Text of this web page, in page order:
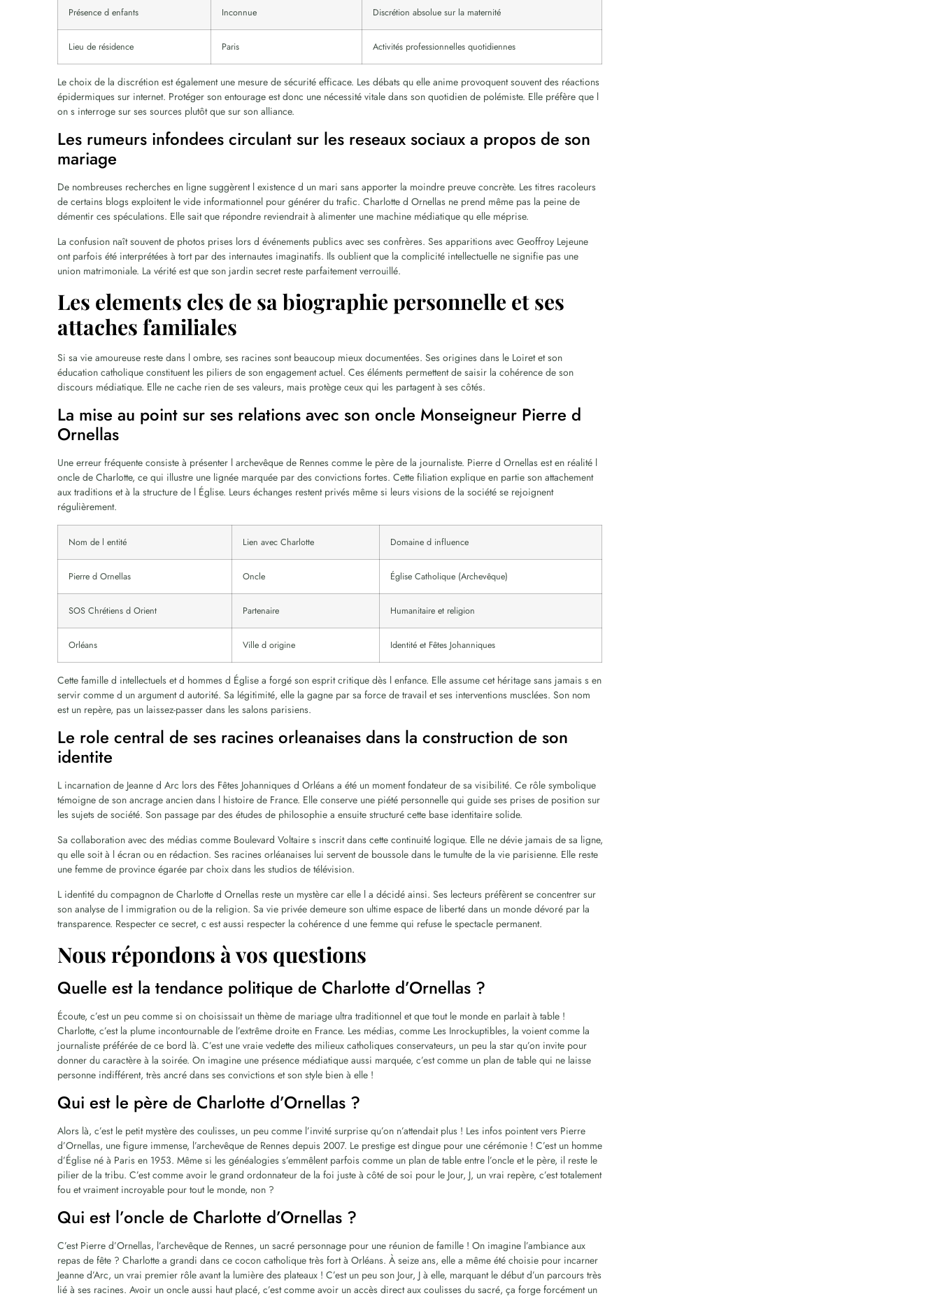
Présence d enfants Inconnue Discrétion absolue sur la maternité
Lieu de résidence Paris Activités professionnelles quotidiennes
Le choix de la discrétion est également une mesure de sécurité efficace. Les débats qu elle anime provoquent souvent des réactions
épidermiques sur internet. Protéger son entourage est donc une nécessité vitale dans son quotidien de polémiste. Elle préfère que l
on s interroge sur ses sources plutôt que sur son alliance.
Les rumeurs infondees circulant sur les reseaux sociaux a propos de son
mariage
De nombreuses recherches en ligne suggèrent l existence d un mari sans apporter la moindre preuve concrète. Les titres racoleurs
de certains blogs exploitent le vide informationnel pour générer du trafic. Charlotte d Ornellas ne prend même pas la peine de
démentir ces spéculations. Elle sait que répondre reviendrait à alimenter une machine médiatique qu elle méprise.
La confusion naît souvent de photos prises lors d événements publics avec ses confrères. Ses apparitions avec Geoffroy Lejeune
ont parfois été interprétées à tort par des internautes imaginatifs. Ils oublient que la complicité intellectuelle ne signifie pas une
union matrimoniale. La vérité est que son jardin secret reste parfaitement verrouillé.
Les elements cles de sa biographie personnelle et ses
attaches familiales
Si sa vie amoureuse reste dans l ombre, ses racines sont beaucoup mieux documentées. Ses origines dans le Loiret et son
éducation catholique constituent les piliers de son engagement actuel. Ces éléments permettent de saisir la cohérence de son
discours médiatique. Elle ne cache rien de ses valeurs, mais protège ceux qui les partagent à ses côtés.
La mise au point sur ses relations avec son oncle Monseigneur Pierre d
Ornellas
Une erreur fréquente consiste à présenter l archevêque de Rennes comme le père de la journaliste. Pierre d Ornellas est en réalité l
oncle de Charlotte, ce qui illustre une lignée marquée par des convictions fortes. Cette filiation explique en partie son attachement
aux traditions et à la structure de l Église. Leurs échanges restent privés même si leurs visions de la société se rejoignent
régulièrement.
Nom de l entité Lien avec Charlotte Domaine d influence
Pierre d Ornellas Oncle Église Catholique (Archevêque)
SOS Chrétiens d Orient Partenaire Humanitaire et religion
Orléans Ville d origine Identité et Fêtes Johanniques
Cette famille d intellectuels et d hommes d Église a forgé son esprit critique dès l enfance. Elle assume cet héritage sans jamais s en
servir comme d un argument d autorité. Sa légitimité, elle la gagne par sa force de travail et ses interventions musclées. Son nom
est un repère, pas un laissez-passer dans les salons parisiens.
Le role central de ses racines orleanaises dans la construction de son
identite
L incarnation de Jeanne d Arc lors des Fêtes Johanniques d Orléans a été un moment fondateur de sa visibilité. Ce rôle symbolique
témoigne de son ancrage ancien dans l histoire de France. Elle conserve une piété personnelle qui guide ses prises de position sur
les sujets de société. Son passage par des études de philosophie a ensuite structuré cette base identitaire solide.
Sa collaboration avec des médias comme Boulevard Voltaire s inscrit dans cette continuité logique. Elle ne dévie jamais de sa ligne,
qu elle soit à l écran ou en rédaction. Ses racines orléanaises lui servent de boussole dans le tumulte de la vie parisienne. Elle reste
une femme de province égarée par choix dans les studios de télévision.
L identité du compagnon de Charlotte d Ornellas reste un mystère car elle l a décidé ainsi. Ses lecteurs préfèrent se concentrer sur
son analyse de l immigration ou de la religion. Sa vie privée demeure son ultime espace de liberté dans un monde dévoré par la
transparence. Respecter ce secret, c est aussi respecter la cohérence d une femme qui refuse le spectacle permanent.
Nous répondons à vos questions
Quelle est la tendance politique de Charlotte d’Ornellas ?
Écoute, c’est un peu comme si on choisissait un thème de mariage ultra traditionnel et que tout le monde en parlait à table !
Charlotte, c’est la plume incontournable de l’extrême droite en France. Les médias, comme Les Inrockuptibles, la voient comme la
journaliste préférée de ce bord là. C’est une vraie vedette des milieux catholiques conservateurs, un peu la star qu’on invite pour
donner du caractère à la soirée. On imagine une présence médiatique aussi marquée, c’est comme un plan de table qui ne laisse
personne indifférent, très ancré dans ses convictions et son style bien à elle !
Qui est le père de Charlotte d’Ornellas ?
Alors là, c’est le petit mystère des coulisses, un peu comme l’invité surprise qu’on n’attendait plus ! Les infos pointent vers Pierre
d’Ornellas, une figure immense, l’archevêque de Rennes depuis 2007. Le prestige est dingue pour une cérémonie ! C’est un homme
d’Église né à Paris en 1953. Même si les généalogies s’emmêlent parfois comme un plan de table entre l’oncle et le père, il reste le
pilier de la tribu. C’est comme avoir le grand ordonnateur de la foi juste à côté de soi pour le Jour, J, un vrai repère, c’est totalement
fou et vraiment incroyable pour tout le monde, non ?
Qui est l’oncle de Charlotte d’Ornellas ?
C’est Pierre d’Ornellas, l’archevêque de Rennes, un sacré personnage pour une réunion de famille ! On imagine l’ambiance aux
repas de fête ? Charlotte a grandi dans ce cocon catholique très fort à Orléans. À seize ans, elle a même été choisie pour incarner
Jeanne d’Arc, un vrai premier rôle avant la lumière des plateaux ! C’est un peu son Jour, J à elle, marquant le début d’un parcours très
lié à ses racines. Avoir un oncle aussi haut placé, c’est comme avoir un accès direct aux coulisses du sacré, ça forge forcément un